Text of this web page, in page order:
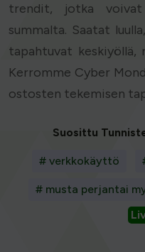
trendit, jotka voivat
summalta. Saatat
tapahtuvat
Kerromme Cyber
ostosten tekemisen
Suosittu
# verkkokäyttö
# musta perjantai